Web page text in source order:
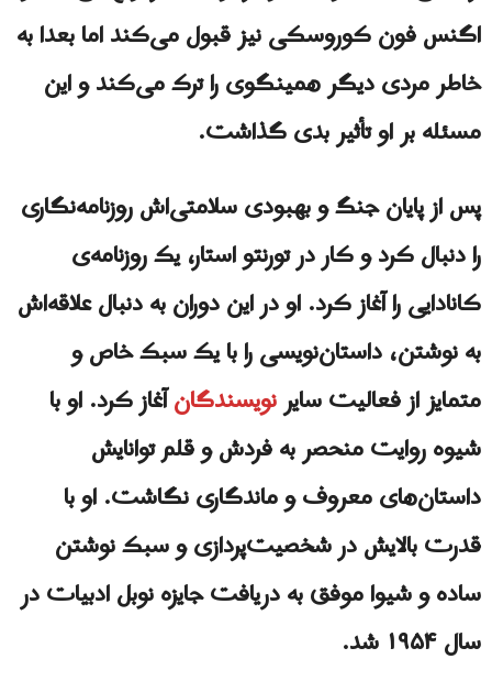
اگنس فون کوروسکی نیز قبول می‌کند اما بعدا به
خاطر مردی دیگر همینگوی را ترک می‌کند و این
مسئله بر او تأثیر بدی گذاشت.
پس از پایان جنگ و بهبودی سلامتی‌اش روزنامه‌نگاری
را دنبال کرد و کار در تورنتو استار، یک روزنامه‌ی
کانادایی را آغاز کرد. او در این دوران به‌ دنبال علاقه‌اش
به نوشتن، داستان‌نویسی را با یک سبک خاص و
متمایز از فعالیت سایرنویسندگانآغاز کرد. او با
شیوه‌ روایت منحصر به‌ فردش و قلم توانایش
داستان‌های معروف و ماندگاری نگاشت. او با
قدرت بالایش در شخصیت‌پردازی و سبک نوشتن
ساده‌ و شیوا موفق به دریافت جایزه نوبل ادبیات در
سال ۱۹۵۴ شد.